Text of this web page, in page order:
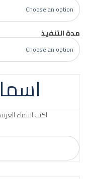
مدة التنفيذ
اكتب اسماء